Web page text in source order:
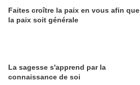
Faites croître la paix en vous afin que
la paix soit générale
La sagesse s'apprend par la
connaissance de soi